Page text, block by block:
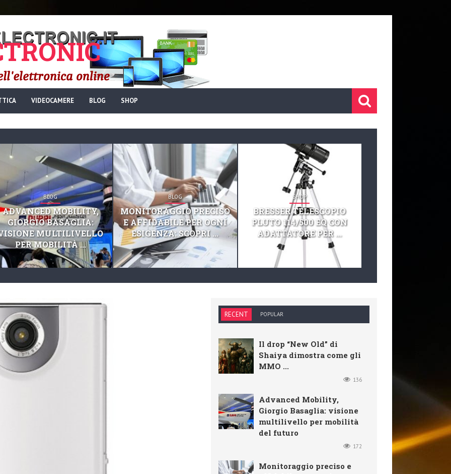
VIDEOCAMERE BLOG SHOP
BLOG
ADVANCED MOBILITY,
GIORGIO BASAGLIA:
MULTILIVELLO
PER MOBILITÀ ...
BLOG
MONITORAGGIO PRECISO
E AFFIDABILE PER OGNI
ESIGENZA: SCOPRI ...
SHOP
BRESSER TELESCOPIO
PLUTO 114/500 EQ CON
ADATTATORE PER ...
RECENT POPULAR
Il drop “New Old” di
Shaiya dimostra come gli
MMO ...
136
Advanced Mobility,
Giorgio Basaglia: visione
multilivello per mobilità
del futuro
172
Monitoraggio preciso e